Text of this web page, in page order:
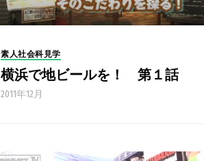
素人社会科見学
横浜で地ビールを！ 第１話
2011年12月